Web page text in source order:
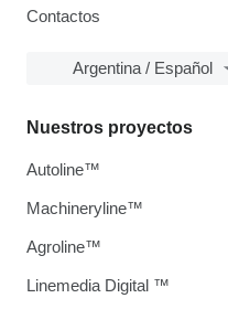
Contactos
Argentina / Español
Nuestros proyectos
Autoline™
Machineryline™
Agroline™
Linemedia Digital ™